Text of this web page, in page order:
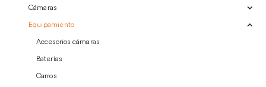
Cámaras
Equipamiento
Accesorios cámaras
Baterías
Carros